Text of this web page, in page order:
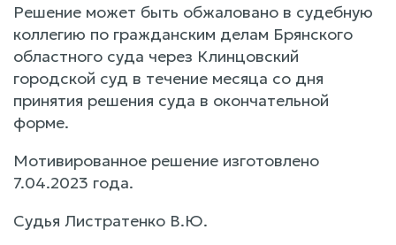
Решение может быть обжаловано в судебную
коллегию по гражданским делам Брянского
областного суда через Клинцовский
городской суд в течение месяца со дня
принятия решения суда в окончательной
форме.
Мотивированное решение изготовлено
7.04.2023 года.
Судья Листратенко В.Ю.